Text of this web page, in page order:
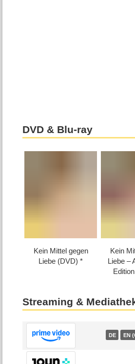
DVD & Blu-ray
Kein Mittel gegen
Liebe (DVD)
Kein
Liebe –
Streaming &
DE EN